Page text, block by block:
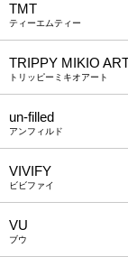
TMT
ティーエムティー
TRIPPY MIKIO
トリッピーミキオアート
un-filled
アンフィルド
VIVIFY
ビビファイ
VU
ブウ